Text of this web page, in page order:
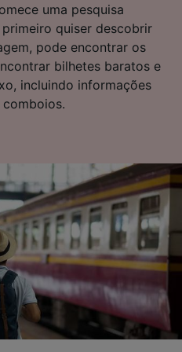
uma pesquisa
quiser descobrir
pode encontrar os
bilhetes baratos e
incluindo informações
de serviços..